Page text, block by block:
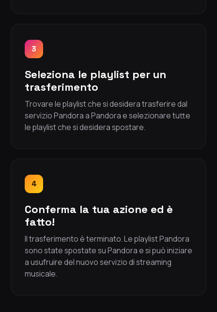
3
Seleziona le playlist per un
trasferimento
Trovare le playlist che si desidera trasferire dal
servizio Pandora a Pandora e selezionare tutte
le playlist che si desidera spostare.
4
Conferma la tua azione ed è
fatto!
Il trasferimento è terminato. Le playlist Pandora
sono state spostate su Pandora e si può iniziare
a usufruire del nuovo servizio di streaming
musicale.